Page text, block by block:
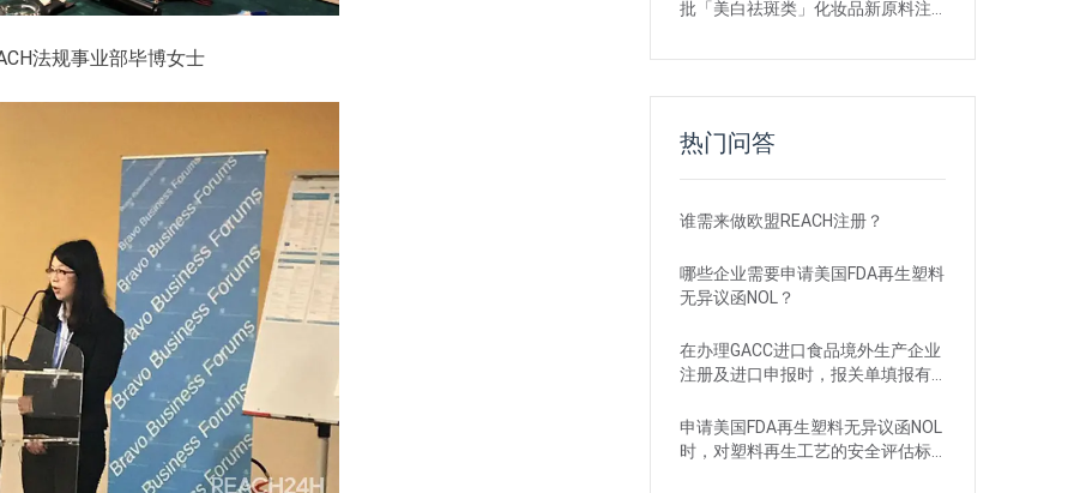
法规事业部毕博女士
批「美白祛斑类」化妆品新原料注
热门问答
谁需来做欧盟REACH注册？
哪些企业需要申请美国FDA再生塑料
无异议函NOL？
在办理GACC进口食品境外生产企业
注册及进口申报时，报关单填报有
申请美国FDA再生塑料无异议函NOL
时，对塑料再生工艺的安全评估标